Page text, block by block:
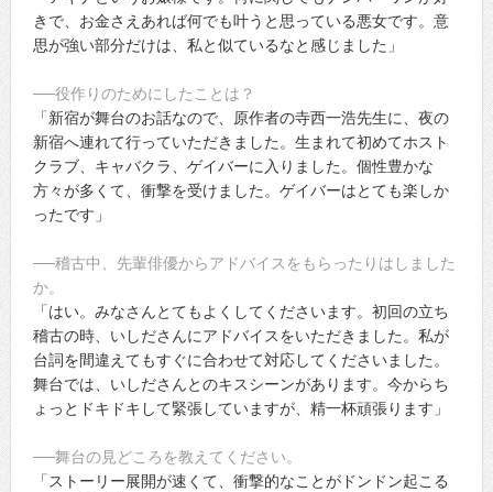
きで、お金さえあれば何でも叶うと思っている悪女です。意
思が強い部分だけは、私と似ているなと感じました」
──役作りのためにしたことは？
「新宿が舞台のお話なので、原作者の寺西一浩先生に、夜の
新宿へ連れて行っていただきました。生まれて初めてホスト
クラブ、キャバクラ、ゲイバーに入りました。個性豊かな
方々が多くて、衝撃を受けました。ゲイバーはとても楽しか
ったです」
──稽古中、先輩俳優からアドバイスをもらったりはしました
か。
「はい。みなさんとてもよくしてくださいます。初回の立ち
稽古の時、いしださんにアドバイスをいただきました。私が
台詞を間違えてもすぐに合わせて対応してくださいました。
舞台では、いしださんとのキスシーンがあります。今からち
ょっとドキドキして緊張していますが、精一杯頑張ります」
──舞台の見どころを教えてください。
「ストーリー展開が速くて、衝撃的なことがドンドン起こる